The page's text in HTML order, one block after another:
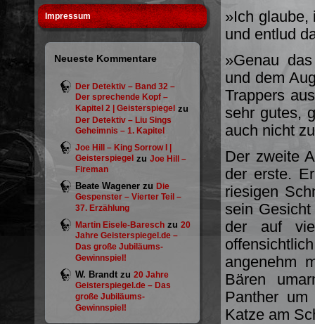
Impressum
Neueste Kommentare
Der Detektiv – Band 32 –
Der sprechende Kopf –
Kapitel 2 | Geisterspiegel zu
Der Detektiv – Liu Sings
Geheimnis – 1. Kapitel
Joe Hill – King Sorrow I |
Geisterspiegel zu Joe Hill –
Fireman
Beate Wagener zu Die
Gespenster – Vierter Teil –
37. Erzählung
Martin Eisele-Baresch zu 20
Jahre Geisterspiegel.de –
Das große Jubiläums-
Gewinnspiel!
W. Brandt zu 20 Jahre
Geisterspiegel.de – Das
große Jubiläums-
Gewinnspiel!
»Ich glaube,
und entlud
»Genau
und dem
Trappers
sehr gutes,
auch nicht
Der zweite
der erste.
riesigen
sein
der auf
angenehm
Bären
Panther
Katze am